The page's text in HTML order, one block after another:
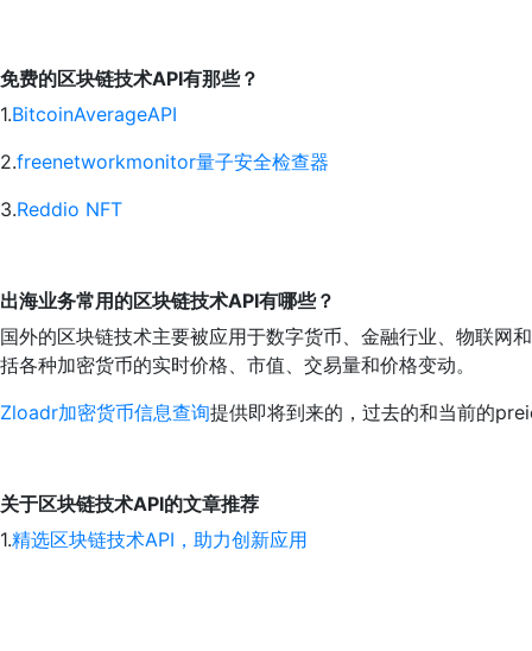
免费的区块链技术API有那些？
1.BitcoinAverageAPI
2.freenetworkmonitor量子安全检查器
3.Reddio NFT
出海业务常用的区块链技术API有哪些？
国外的区块链技术主要被应用于数字货币、金融行业、物联网
括各种加密货币的实时价格、市值、交易量和价格变动。
Zloadr加密货币信息查询提供即将到来的，过去的和当前的
关于区块链技术API的文章推荐
1.精选区块链技术API，助力创新应用